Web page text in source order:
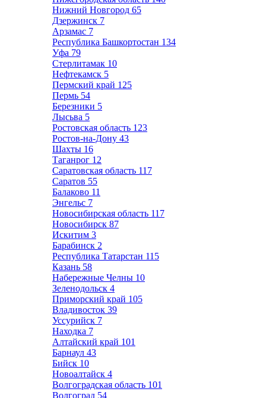
Нижний Новгород 65
Дзержинск 7
Арзамас 7
Республика Башкортостан 134
Уфа 79
Стерлитамак 10
Нефтекамск 5
Пермский край 125
Пермь 54
Березники 5
Лысьва 5
Ростовская область 123
Ростов-на-Дону 43
Шахты 16
Таганрог 12
Саратовская область 117
Саратов 55
Балаково 11
Энгельс 7
Новосибирская область 117
Новосибирск 87
Искитим 3
Барабинск 2
Республика Татарстан 115
Казань 58
Набережные Челны 10
Зеленодольск 4
Приморский край 105
Владивосток 39
Уссурийск 7
Находка 7
Алтайский край 101
Барнаул 43
Бийск 10
Новоалтайск 4
Волгоградская область 101
Волгоград 54